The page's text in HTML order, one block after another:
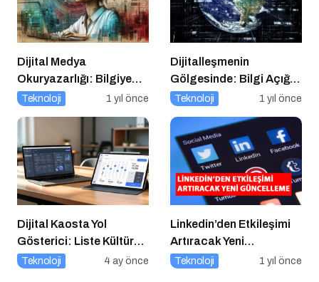
Dijital Medya
Okuryazarlığı: Bilgiye
Erişimde Sorumluluk ve
Teknoloji 1 yıl önce
Dijitalleşmenin
Gölgesinde: Bilgi Açığı
Büyüyor mu?
Teknoloji 1 yıl önce
Dijital Kaosta Yol
Gösterici: Liste Kültürü
ve İnteraktif Çözümlerin
Teknoloji 4 ay önce
Linkedin’den Etkileşimi
Artıracak Yeni
Güncelleme
Teknoloji 1 yıl önce